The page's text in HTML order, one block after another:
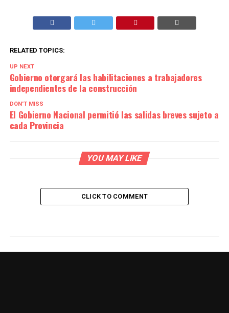
RELATED TOPICS:
UP NEXT
Gobierno otorgará las habilitaciones a trabajadores
independientes de la construcción
DON'T MISS
El Gobierno Nacional permitió las salidas breves sujeto a
cada Provincia
YOU MAY LIKE
CLICK TO COMMENT